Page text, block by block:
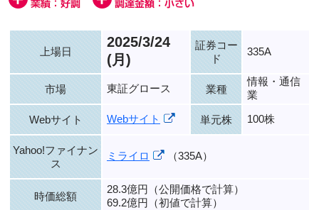
上場日
2025/3/24
(月)
証券コー
ド
335A
市場 東証グロース 業種
情報・通信
業
Webサイト Webサイト 単元株 100株
Yahoo!ファイナン
ス
ミライロ （335A）
時価総額
28.3億円（公開価格で計算）
69.2億円（初値で計算）